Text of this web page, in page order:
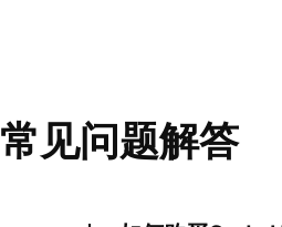
常见问题解答